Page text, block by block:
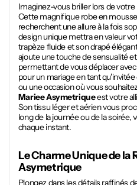
Imaginez-vous briller lors de
Cette magnifique robe en
recherchent une allure à la fois
design unique mettra en valeur
trapèze fluide et son drapé
ajoute une touche de sensualité
permettant de vous déplacer
pour un mariage en tant
ou une occasion où vous
Mariee Asymetriqueest votre
Son tissu léger et aérien vous
long de la journée ou de la soirée,
chaque instant.
Le Charme Unique de la
Asymetrique
Plongez dans les détails raffinés